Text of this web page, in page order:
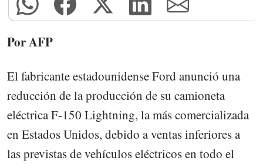
Por AFP
El fabricante estadounidense Ford anunció una
reducción de la producción de su camioneta
eléctrica F-150 Lightning, la más comercializada
en Estados Unidos, debido a ventas inferiores a
las previstas de vehículos eléctricos en todo el